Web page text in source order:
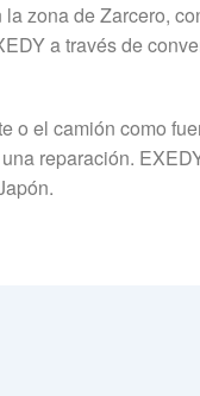
la zona de Zarcero,
a través de
el camión como
reparación.